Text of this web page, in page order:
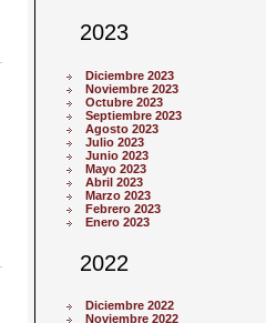
2023
Diciembre 2023
Noviembre 2023
Octubre 2023
Septiembre 2023
Agosto 2023
Julio 2023
Junio 2023
Mayo 2023
Abril 2023
Marzo 2023
Febrero 2023
Enero 2023
2022
Diciembre 2022
Noviembre 2022